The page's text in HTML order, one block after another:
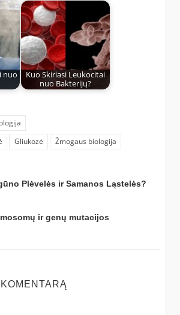
nuo
Kuo Skiriasi Leukocitai
nuo Bakterijų?
Gliukozė Žmogaus biologija
Plėvelės ir Samanos Ląstelės?
ir genų mutacijos